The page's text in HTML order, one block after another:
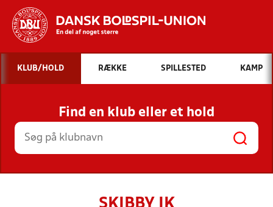
Hvad vil du søge efter?
INDHOLD OG NYHEDER
STILLINGER, RESULTATER, KLUBBER OG
HOLD
KLUB/HOLD RÆKKE SPILLESTED KAMP
Find en klub eller et hold
SKIBBY IK